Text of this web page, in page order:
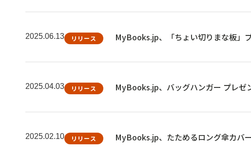
2025.06.13 リリース MyBooks.jp、「ちょい切りまな板」
2025.04.03 リリース MyBooks.jp、バッグハンガー プレゼ
2025.02.10 リリース MyBooks.jp、たためるロング傘カバ